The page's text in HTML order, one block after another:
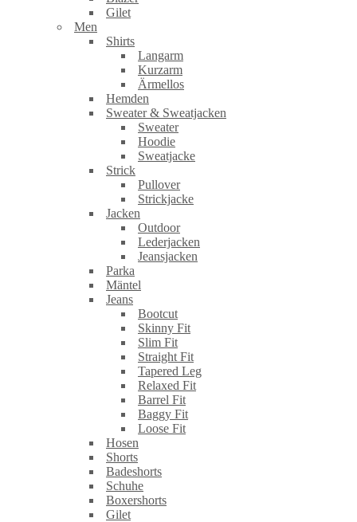
Gilet
Men
Shirts
Langarm
Kurzarm
Ärmellos
Hemden
Sweater & Sweatjacken
Sweater
Hoodie
Sweatjacke
Strick
Pullover
Strickjacke
Jacken
Outdoor
Lederjacken
Jeansjacken
Parka
Mäntel
Jeans
Bootcut
Skinny Fit
Slim Fit
Straight Fit
Tapered Leg
Relaxed Fit
Barrel Fit
Baggy Fit
Loose Fit
Hosen
Shorts
Badeshorts
Schuhe
Boxershorts
Gilet